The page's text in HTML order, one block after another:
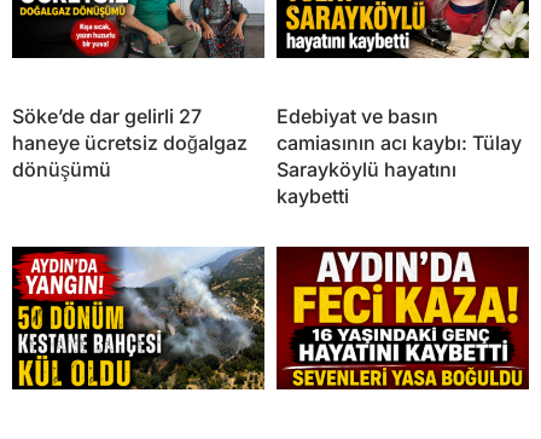
Söke’de dar gelirli 27
haneye ücretsiz doğalgaz
dönüşümü
Edebiyat ve basın
camiasının acı kaybı: Tülay
Sarayköylü hayatını
kaybetti